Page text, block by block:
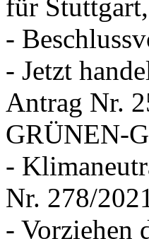
für
-
- Jetzt
Antrag Nr.
GRÜNEN-
-
Nr. 278/
- Vorziehen